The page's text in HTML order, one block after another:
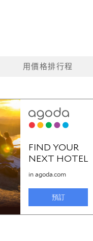
用價格排行程